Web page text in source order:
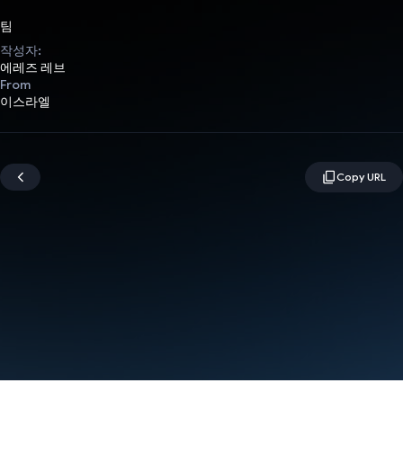
팀
작성자:
에레즈 레브
From
이스라엘